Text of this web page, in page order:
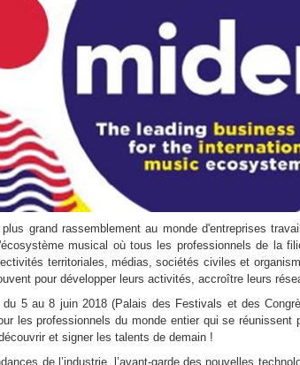
grand rassemblement au monde d'entreprises
musical où tous les professionnels de la
territoriales, médias, sociétés civiles et
pour développer leurs activités, accroître leurs
du 5 au 8 juin 2018 (Palais des Festivals et des
les professionnels du monde entier qui se réunissent
et signer les talents de demain !
de l’industrie, l’avant-garde des nouvelles